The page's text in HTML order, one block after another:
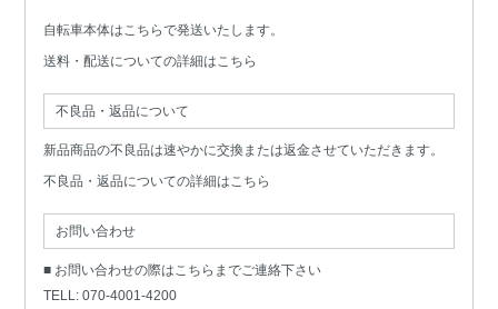
自転車本体はこちらで発送いたします。
送料・配送についての詳細はこちら
不良品・返品について
新品商品の不良品は速やかに交換または返金させていただきます。
不良品・返品についての詳細はこちら
お問い合わせ
■ お問い合わせの際はこちらまでご連絡下さい
TELL: 070-4001-4200